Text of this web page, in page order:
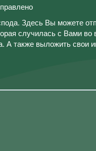
Здесь Вы можете
случилась с Вами
А также выложить свои